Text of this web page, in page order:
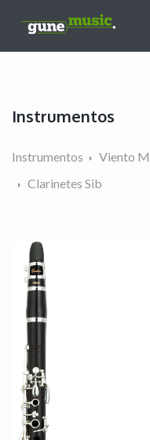
Instrumentos
Instrumentos Viento
Clarinetes Sib